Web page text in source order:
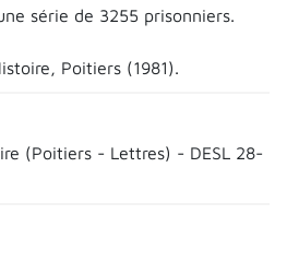
série de 3255 prisonniers.
Poitiers (1981).
(Poitiers - Lettres) - DESL 28-